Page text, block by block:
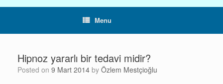
Menu
Hipnoz yararlı bir tedavi midir?
Posted on 9 Mart 2014 by Özlem Mestçioğlu